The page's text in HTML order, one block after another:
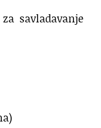
savladavanje